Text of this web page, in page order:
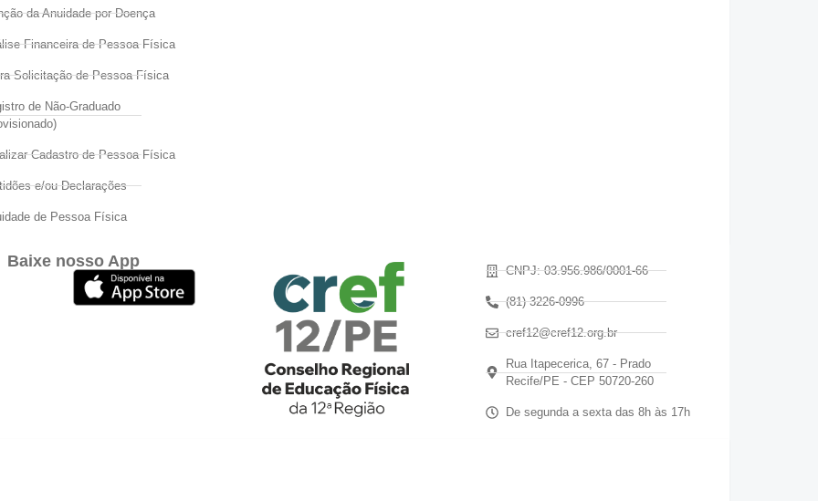
da Anuidade por Doença
Financeira de Pessoa Física
Solicitação de Pessoa Física
de Não-Graduado
Cadastro de Pessoa Física
e/ou Declarações
de Pessoa Física
Baixe nosso App
CNPJ: 03.956.986/0001-66
(81) 3226-0996
cref12@cref12.org.br
Rua Itapecerica, 67 - Prado
Recife/PE - CEP 50720-260
De segunda a sexta das 8h às 17h